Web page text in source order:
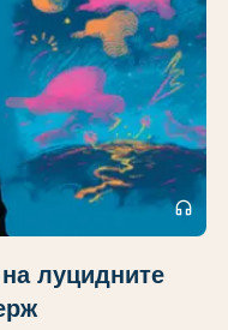
headphones
луцидните